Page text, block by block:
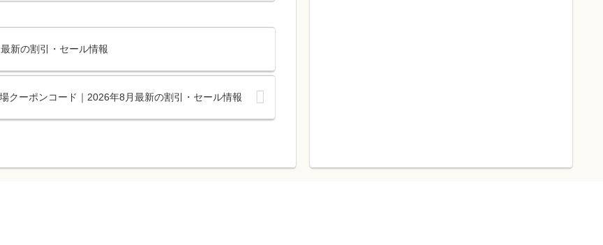
新の割引・セール情報
クーポンコード｜2026年8月最新の割引・セール情報